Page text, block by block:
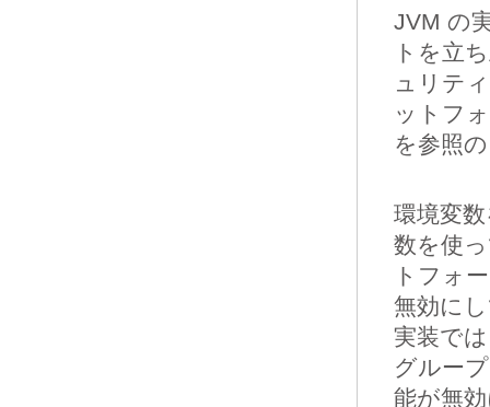
JVM の
トを立
ュリテ
ットフ
を参照
環境変
数を使
トフォ
無効に
実装で
グルー
能が無